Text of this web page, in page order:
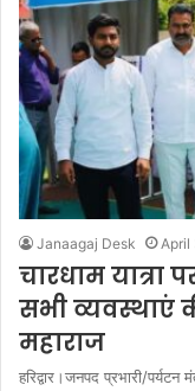
Janaagaj Desk April
चारधाम यात्रा
सभी व्यवस्थाएं
महाराज
हरिद्वार।जनपद प्रभारी/